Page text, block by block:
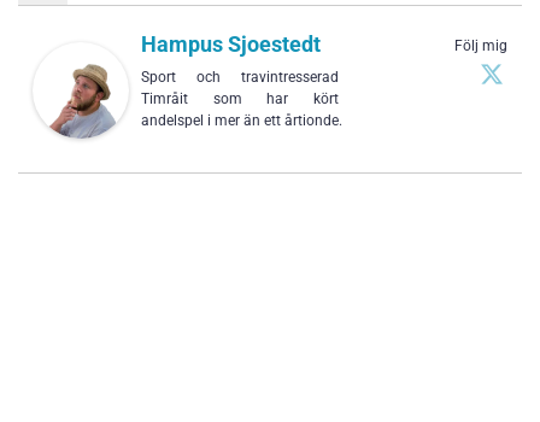
Följ mig
Hampus Sjoestedt
Sport och travintresserad
Timråit som har kört
andelspel i mer än ett årtionde.